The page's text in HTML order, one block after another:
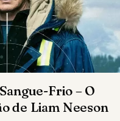
Frio – O
de Liam Neeson